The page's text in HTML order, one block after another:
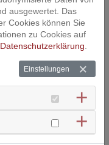
ausgewertet. Das
Cookies können Sie
zu Cookies auf
Datenschutzerklärung
Einstellungen